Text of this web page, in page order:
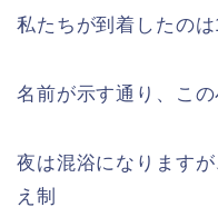
私たちが到着したの
名前が示す通り、こ
夜は混浴になります
え制